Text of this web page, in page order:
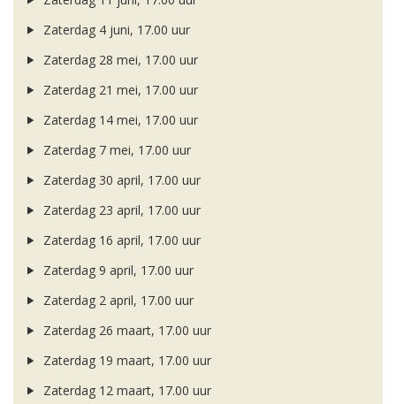
Zaterdag 4 juni, 17.00 uur
Zaterdag 28 mei, 17.00 uur
Zaterdag 21 mei, 17.00 uur
Zaterdag 14 mei, 17.00 uur
Zaterdag 7 mei, 17.00 uur
Zaterdag 30 april, 17.00 uur
Zaterdag 23 april, 17.00 uur
Zaterdag 16 april, 17.00 uur
Zaterdag 9 april, 17.00 uur
Zaterdag 2 april, 17.00 uur
Zaterdag 26 maart, 17.00 uur
Zaterdag 19 maart, 17.00 uur
Zaterdag 12 maart, 17.00 uur